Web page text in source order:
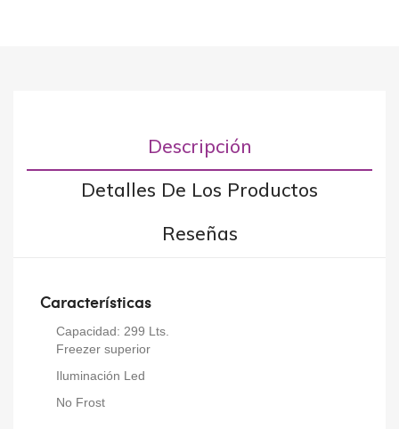
Descripción
Detalles De Los Productos
Reseñas
Características
Capacidad: 299 Lts.
Freezer superior
Iluminación Led
No Frost